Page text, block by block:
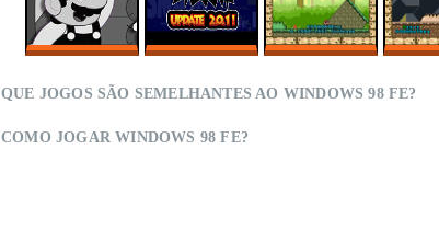
MARIO LAND
SMASH REMIX 2.0.1
MARIO TRAVELS
SMWC
QUE JOGOS SÃO SEMELHANTES AO WINDOWS 98 FE?
COMO JOGAR WINDOWS 98 FE?